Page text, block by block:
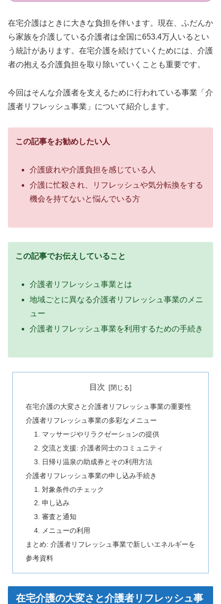
在宅介護はときに大きな負担を伴います。現在、ふだんか
ら家族を介護している介護者は全国に653.4万人いるとい
う統計があります。在宅介護を続けていくためには、介護
者の抱える介護負担を取り除いていくことも重要です。
今回はそんな介護者を支えるために行われている事業「介
護者リフレッシュ事業」について紹介します。
この記事をお勧めしたい人
介護疲れや介護負担を感じている人
介護に忙殺され、リフレッシュや気分転換をする
機会を持てないと悩んでいる方
この記事でお伝えしていること
介護者リフレッシュ事業とは
地域ごとに異なる介護者リフレッシュ事業のメニ
ュー
介護者リフレッシュ事業を利用するための手続き
目次
在宅介護の大変さと介護者リフレッシュ事業の重要性
介護者リフレッシュ事業の多彩なメニュー
1. マッサージやリラクゼーションの提供
2. 交流と支援: 介護者同士のコミュニティ
3. 日帰り温泉の助成券とその利用方法
介護者リフレッシュ事業の申し込み手続き
1. 対象条件のチェック
2. 申し込み
3. 審査と通知
4. メニューの利用
まとめ: 介護者リフレッシュ事業で新しいエネルギーを
参考資料
在宅介護の大変さと介護者リフレッシュ事